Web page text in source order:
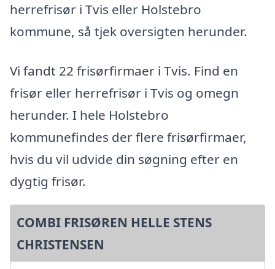
herrefrisør i Tvis eller Holstebro
kommune, så tjek oversigten herunder.
Vi fandt 22 frisørfirmaer i Tvis. Find en
frisør eller herrefrisør i Tvis og omegn
herunder. I hele Holstebro
kommunefindes der flere frisørfirmaer,
hvis du vil udvide din søgning efter en
dygtig frisør.
COMBI FRISØREN HELLE STENS
CHRISTENSEN